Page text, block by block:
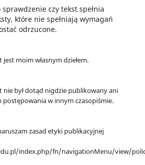
czy tekst spełnia
które nie spełniają wymagań
odrzucone.
moim własnym dziełem.
nie był dotąd nigdzie publikowany ani
w innym czasopiśmie.
zasad etyki publikacyjnej
index.php/fn/navigationMenu/view/